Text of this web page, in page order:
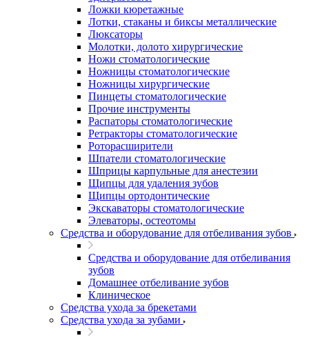
Ложки кюретажные
Лотки, стаканы и биксы металлические
Люксаторы
Молотки, долото хирургические
Ножи стоматологические
Ножницы стоматологические
Ножницы хирургические
Пинцеты стоматологические
Прочие инструменты
Распаторы стоматологические
Ретракторы стоматологические
Роторасширители
Шпатели стоматологические
Шприцы карпульные для анестезии
Щипцы для удаления зубов
Щипцы ортодонтические
Экскаваторы стоматологические
Элеваторы, остеотомы
Средства и оборудование для отбеливания зубов
Средства и оборудование для отбеливания
зубов
Домашнее отбеливание зубов
Клиническое
Средства ухода за брекетами
Средства ухода за зубами